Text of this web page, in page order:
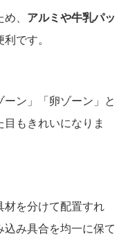
、 アルミや牛乳パッ
です。
ン」「卵ゾーン」と
もきれいになりま
材を分けて配置すれ
込み具合を均一に保て